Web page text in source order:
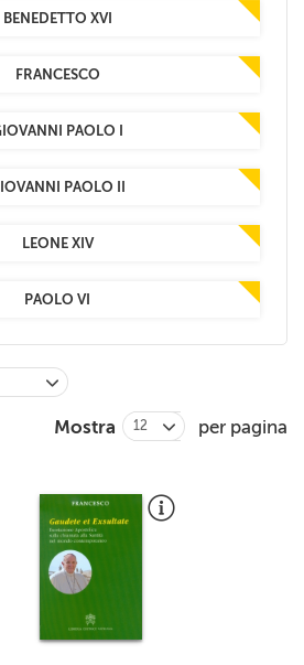
BENEDETTO XVI
FRANCESCO
PAOLO I
PAOLO II
LEONE XIV
PAOLO VI
Mostra 12 per pagina